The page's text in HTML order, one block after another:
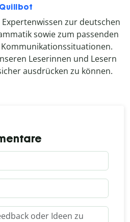
Quillbot
zur deutschen
sowie zum passenden
Leserinnen und Lesern
ausdrücken zu können.